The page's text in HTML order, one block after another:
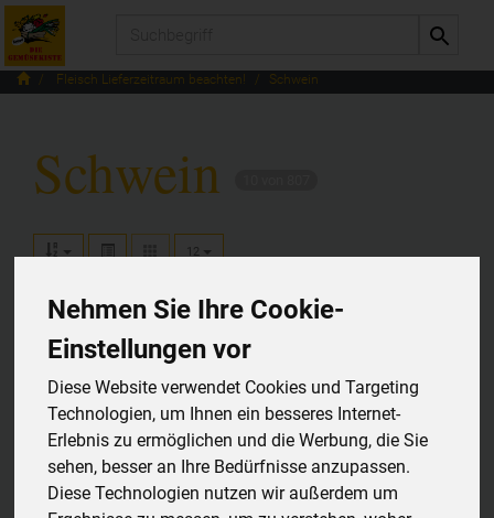
Nehmen Sie Ihre Cookie-
Einstellungen vor
Diese Website verwendet Cookies und Targeting
Technologien, um Ihnen ein besseres Internet-
Erlebnis zu ermöglichen und die Werbung, die Sie
sehen, besser an Ihre Bedürfnisse anzupassen.
Diese Technologien nutzen wir außerdem um
Fleisch Lieferzeitraum beachten! Schwein
Schwein
12
Hersteller Allergene